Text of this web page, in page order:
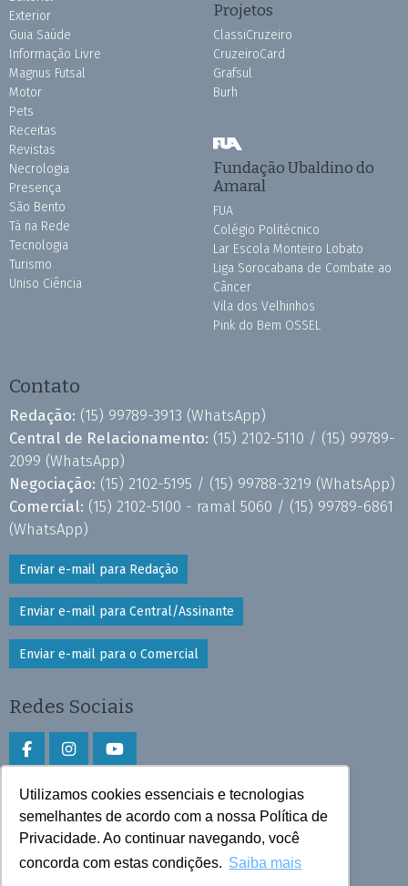
Utilizamos cookies essenciais e tecnologias
semelhantes de acordo com a nossa Política de
Privacidade. Ao continuar navegando, você
concorda com estas condições. Saiba mais
Exterior
Guia Saúde
Informação Livre
Magnus Futsal
Motor
Pets
Receitas
Revistas
Necrologia
Presença
São Bento
Tá na Rede
Tecnologia
Turismo
Uniso Ciência
Projetos
ClassiCruzeiro
CruzeiroCard
Grafsul
Burh
Fundação Ubaldino do
Amaral
FUA
Colégio Politécnico
Lar Escola Monteiro Lobato
Liga Sorocabana de Combate ao
Câncer
Vila dos Velhinhos
Pink do Bem OSSEL
Contato
Redação: (15) 99789-3913 (WhatsApp)
Central de Relacionamento: (15) 2102-5110 / (15) 99789-
2099 (WhatsApp)
Negociação: (15) 2102-5195 / (15) 99788-3219 (WhatsApp)
Comercial: (15) 2102-5100 - ramal 5060 / (15) 99789-6861
(WhatsApp)
Enviar e-mail para Redação
Enviar e-mail para Central/Assinante
Enviar e-mail para o Comercial
Redes Sociais
Faça download do aplicativo
Play Store e App Store